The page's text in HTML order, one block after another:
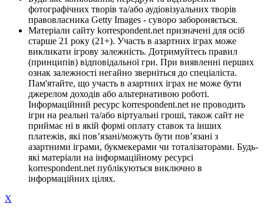
фотографічних творів та/або аудіовізуальних творів
правовласника Getty Images - суворо забороняється.
Матеріали сайту korrespondent.net призначені для осіб
старше 21 року (21+). Участь в азартних іграх може
викликати ігрову залежність. Дотримуйтесь правил
(принципів) відповідальної гри. При виявленні перших
ознак залежності негайно зверніться до спеціаліста.
Пам'ятайте, що участь в азартних іграх не може бути
джерелом доходів або альтернативою роботі.
Інформаційний ресурс korrespondent.net не проводить
ігри на реальні та/або віртуальні гроші, також сайт не
приймає ні в якій формі оплату ставок та інших
платежів, які пов’язані/можуть бути пов’язані з
азартними іграми, букмекерами чи тоталізаторами. Будь-
які матеріали на інформаційному ресурсі
korrespondent.net публікуються виключно в
інформаційних цілях.
X